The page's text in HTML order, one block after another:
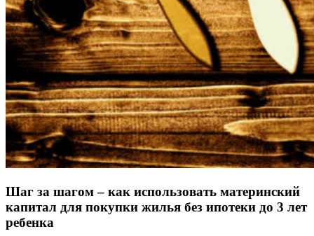
Шаг за шагом – как использовать материнский
капитал для покупки жилья без ипотеки до 3 лет
ребенка